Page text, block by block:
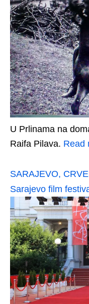
U Prlinama na
Raifa Pilava. Read
SARAJEVO,
Sarajevo film